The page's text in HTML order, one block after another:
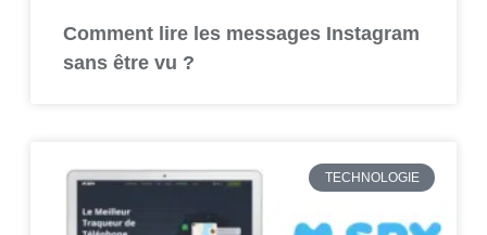
Comment lire les messages Instagram
sans être vu ?
TECHNOLOGIE